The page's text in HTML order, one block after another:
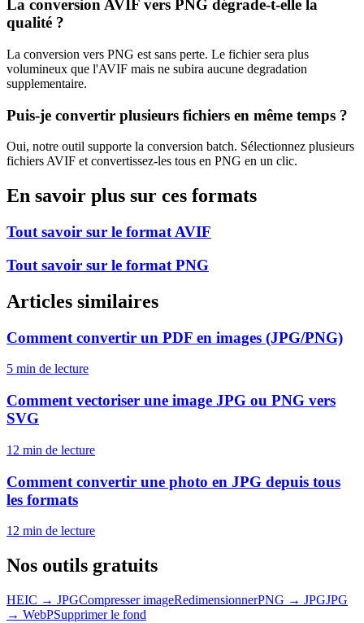
La conversion AVIF vers PNG dégrade-t-elle la
qualité ?
La conversion vers PNG est sans perte. Le fichier sera plus
volumineux que l'AVIF mais ne subira aucune degradation
supplementaire.
Puis-je convertir plusieurs fichiers en même temps ?
Oui, notre outil supporte la conversion batch. Sélectionnez plusieurs
fichiers AVIF et convertissez-les tous en PNG en un clic.
En savoir plus sur ces formats
Tout savoir sur le format AVIF
Tout savoir sur le format PNG
Articles similaires
Comment convertir un PDF en images (JPG/PNG)
5 min de lecture
Comment vectoriser une image JPG ou PNG vers
SVG
12 min de lecture
Comment convertir une photo en JPG depuis tous
les formats
12 min de lecture
Nos outils gratuits
HEIC → JPGCompresser imageRedimensionnerPNG → JPGJPG
→ WebPSupprimer le fond